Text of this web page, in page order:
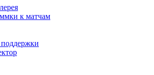
к матчам